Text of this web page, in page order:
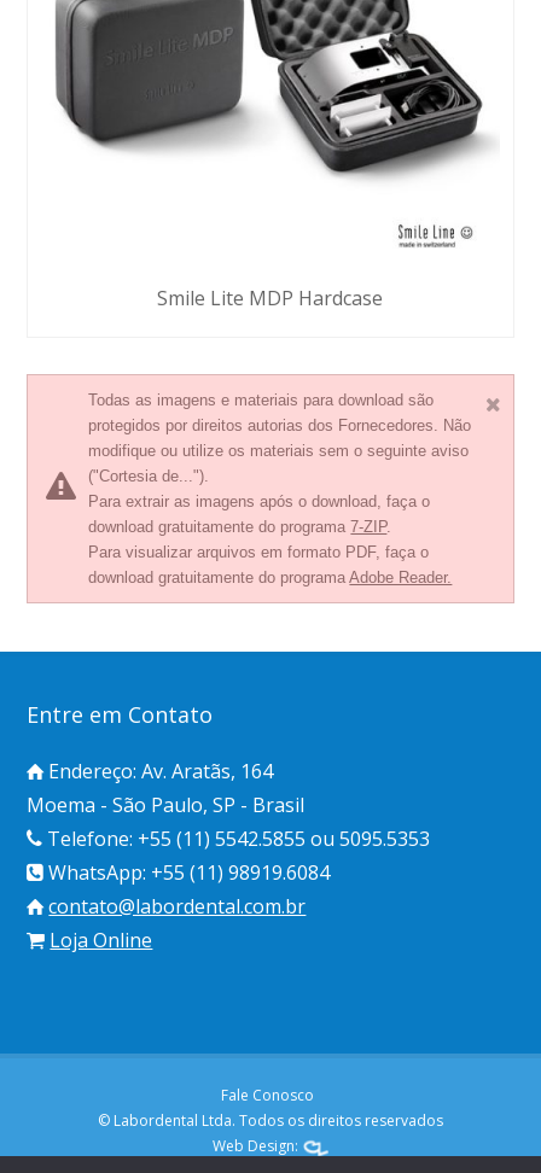
Smile Lite MDP Hardcase
Todas as imagens e materiais para download são
protegidos por direitos autorias dos Fornecedores. Não
modifique ou utilize os materiais sem o seguinte aviso
("Cortesia de...").
Para extrair as imagens após o download, faça o
download gratuitamente do programa7-ZIP.
Para visualizar arquivos em formato PDF, faça o
download gratuitamente do programaAdobe Reader.
Entre em Contato
Endereço: Av. Aratãs, 164
Moema - São Paulo, SP - Brasil
Telefone: +55 (11) 5542.5855 ou 5095.5353
WhatsApp: +55 (11) 98919.6084
contato@labordental.com.br
Loja Online
Fale Conosco
© Labordental Ltda. Todos os direitos reservados
Web Design: